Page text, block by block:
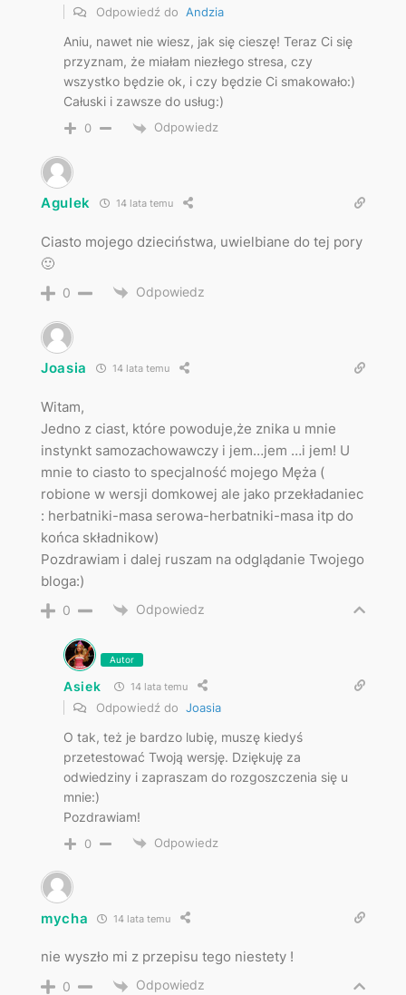
Odpowiedź do Andzia
Aniu, nawet nie wiesz, jak się cieszę! Teraz Ci się
przyznam, że miałam niezłego stresa, czy
wszystko będzie ok, i czy będzie Ci smakowało:)
Całuski i zawsze do usług:)
0 Odpowiedz
Agulek 14 lata temu
Ciasto mojego dzieciństwa, uwielbiane do tej pory
🙂
0 Odpowiedz
Joasia 14 lata temu
Witam,
Jedno z ciast, które powoduje,że znika u mnie
instynkt samozachowawczy i jem…jem …i jem! U
mnie to ciasto to specjalność mojego Męża (
robione w wersji domkowej ale jako przekładaniec
: herbatniki-masa serowa-herbatniki-masa itp do
końca składnikow)
Pozdrawiam i dalej ruszam na odglądanie Twojego
bloga:)
0 Odpowiedz
Autor
Asiek 14 lata temu
Odpowiedź do Joasia
O tak, też je bardzo lubię, muszę kiedyś
przetestować Twoją wersję. Dziękuję za
odwiedziny i zapraszam do rozgoszczenia się u
mnie:)
Pozdrawiam!
0 Odpowiedz
mycha 14 lata temu
nie wyszło mi z przepisu tego niestety !
0 Odpowiedz